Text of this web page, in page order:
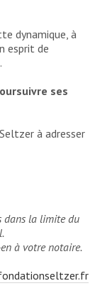
dynamique, à
esprit de
ses
à adresser
dans la limite du
à votre notaire.